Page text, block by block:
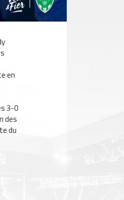
en
3-0
des
du